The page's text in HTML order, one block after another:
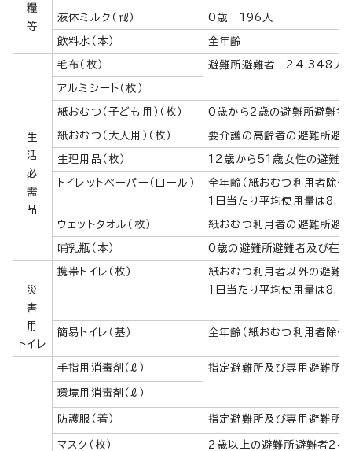
糧
等
液体ミルク（㎖） 0歳 196人
飲料水（本） 全年齢
生
活
必
需
品
毛布（枚） 避難所避難者 24,348人
アルミシート（枚）
紙おむつ（子ども用）（枚） 0歳から2歳の避難所避難
紙おむつ（大人用）（枚） 要介護の高齢者の避難所
生理用品（枚） 12歳から51歳女性の避難
トイレットペーパー（ロール）
全年齢（紙おむつ利用者
1日当たり平均使用量は
ウェットタオル（枚） 紙おむつ利用者の避難所
哺乳瓶（本） 0歳の避難所避難者及び在
災
害
用
トイレ
携帯トイレ（枚）
紙おむつ利用者以外の避
1日当たり平均使用量は
簡易トイレ（基） 全年齢（紙おむつ利用者
手指用消毒剤（ℓ） 指定避難所及び専用避難所
環境用消毒剤（ℓ）
防護服（着） 指定避難所及び専用避難所
マスク（枚） 2歳以上の避難所避難者